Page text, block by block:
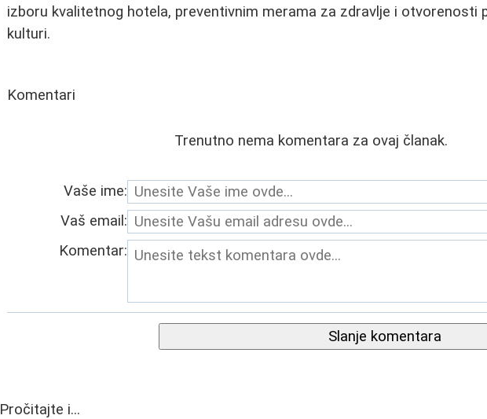
izboru kvalitetnog hotela, preventivnim merama za zdravlje i otvorenosti
kulturi.
Komentari
Trenutno nema komentara za ovaj članak.
Vaše ime:
Vaš email:
Komentar:
Slanje komentara
Pročitajte i...